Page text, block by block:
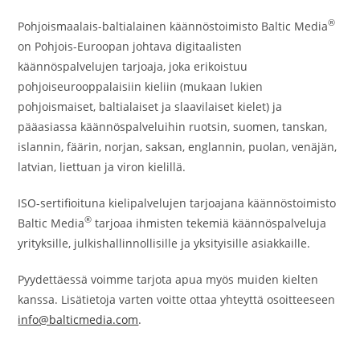
Pohjoismaalais-baltialainen käännöstoimisto Baltic Media®
on Pohjois-Euroopan johtava digitaalisten
käännöspalvelujen tarjoaja, joka erikoistuu
pohjoiseurooppalaisiin kieliin (mukaan lukien
pohjoismaiset, baltialaiset ja slaavilaiset kielet) ja
pääasiassa käännöspalveluihin ruotsin, suomen, tanskan,
islannin, fäärin, norjan, saksan, englannin, puolan, venäjän,
latvian, liettuan ja viron kielillä.
ISO-sertifioituna kielipalvelujen tarjoajana käännöstoimisto
Baltic Media® tarjoaa ihmisten tekemiä käännöspalveluja
yrityksille, julkishallinnollisille ja yksityisille asiakkaille.
Pyydettäessä voimme tarjota apua myös muiden kielten
kanssa. Lisätietoja varten voitte ottaa yhteyttä osoitteeseen
info@balticmedia.com.